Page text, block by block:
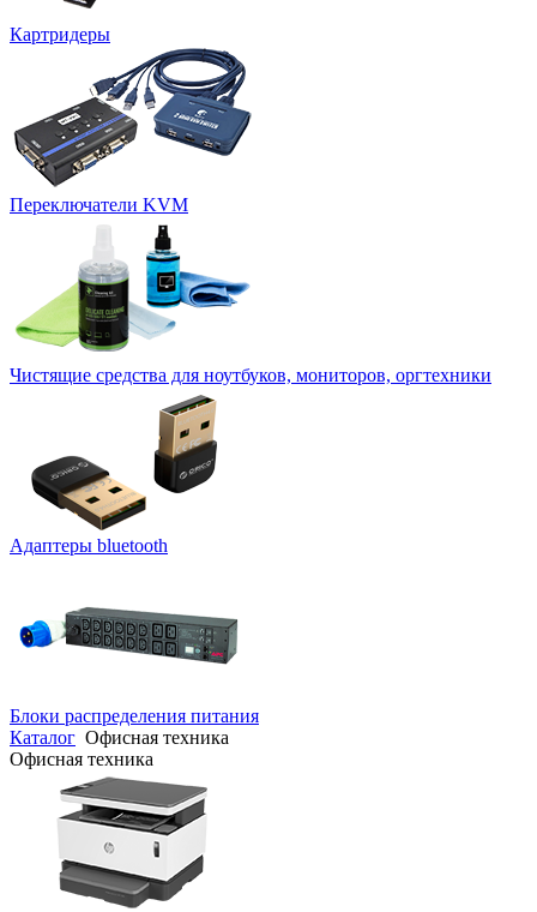
Картридеры
Переключатели KVM
Чистящие средства для ноутбуков, мониторов, оргтехники
Адаптеры bluetooth
Блоки распределения питания
Каталог Офисная техника
Офисная техника